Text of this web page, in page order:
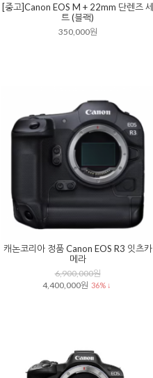
[중고]Canon EOS M + 22mm 단렌즈 세
트 (블랙)
350,000원
캐논코리아 정품 Canon EOS R3 잇츠카
메라
6,900,000원
4,400,000원 36% ↓